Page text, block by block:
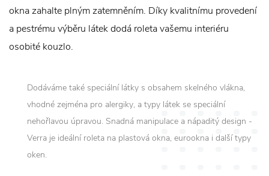
okna zahalte plným zatemněním. Díky kvalitnímu provedení
a pestrému výběru látek dodá roleta vašemu interiéru
osobité kouzlo.
Dodáváme také speciální látky s obsahem skelného vlákna,
vhodné zejména pro alergiky, a typy látek se speciální
nehořlavou úpravou. Snadná manipulace a nápaditý design -
Verra je ideální roleta na plastová okna, eurookna i další typy
oken.